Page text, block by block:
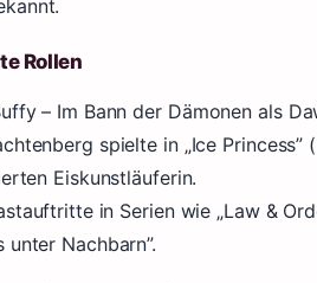
Rollen
– Im Bann der Dämonen als
spielte in „Ice
Eiskunstläuferin.
in Serien wie „Law &
unter Nachbarn”.